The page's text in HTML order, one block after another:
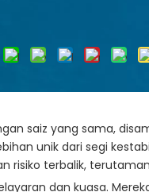
saiz yang sama,
unik dari segi
terbalik,
dan kuasa.